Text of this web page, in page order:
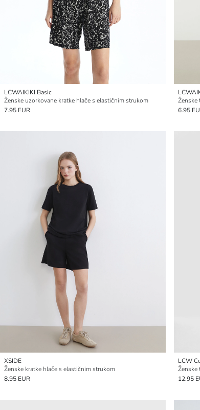
LCWAIKIKI Basic
Ženske uzorkovane kratke hlače s elastičnim strukom
7.95 EUR
Ženske
6.95
XSIDE
Ženske kratke hlače s elastičnim strukom
8.95 EUR
LCW
Ženske
12.95